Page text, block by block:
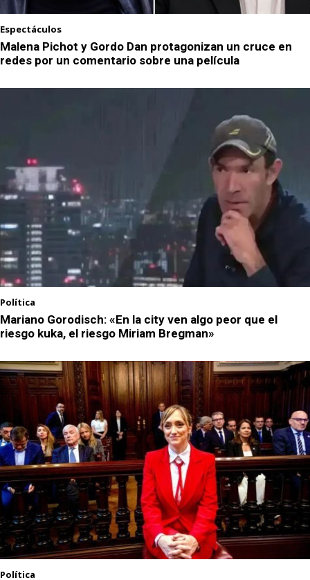
Espectáculos
Malena Pichot y Gordo Dan protagonizan un cruce en
redes por un comentario sobre una película
Política
Mariano Gorodisch: «En la city ven algo peor que el
riesgo kuka, el riesgo Miriam Bregman»
Política